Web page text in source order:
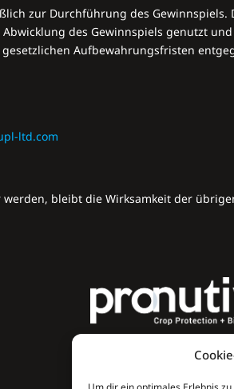
zur Durchführung des Gewinnspiels.
des Gewinnspiels genutzt
Aufbewahrungsfristen
ltd.com
bleibt die Wirksamkeit der